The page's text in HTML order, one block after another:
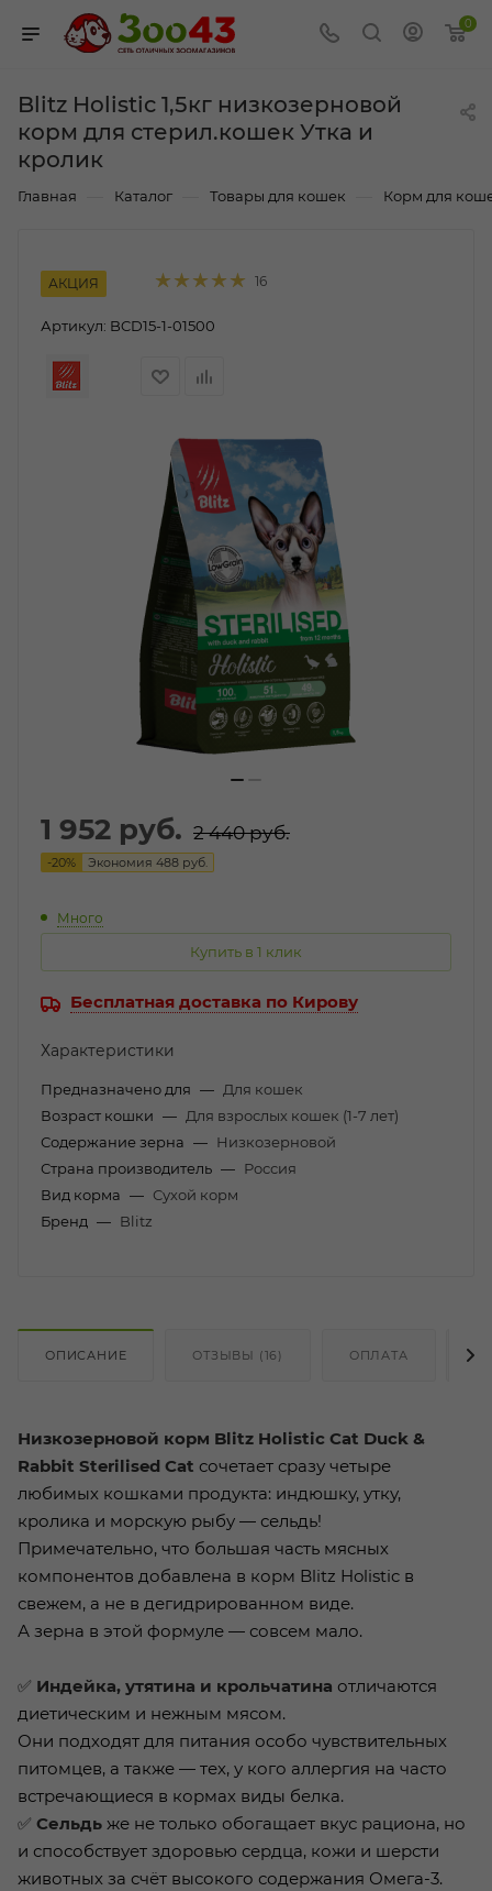
0
Blitz Holistic 1,5кг низкозерновой
корм для стерил.кошек Утка и
кролик
Главная Каталог Товары для кошек Корм для
АКЦИЯ 16
Артикул: BCD15-1-01500
1 952 руб. 2 440руб.
-20% Экономия 488 руб.
Много
Купить в 1 клик
Бесплатная доставка по Кирову
Характеристики
Предназначено для — Для кошек
Возраст кошки — Для взрослых кошек (1-7 лет)
Содержание зерна — Низкозерновой
Страна производитель — Россия
Вид корма — Сухой корм
Бренд — Blitz
ОПИСАНИЕ ОТЗЫВЫ (16) ОПЛАТА
Низкозерновой корм Blitz Holistic Cat Duck &
Rabbit Sterilised Cat сочетает сразу четыре
любимых кошками продукта: индюшку, утку,
кролика и морскую рыбу — сельдь!
Примечательно, что большая часть мясных
компонентов добавлена в корм Blitz Holistic в
свежем, а не в дегидрированном виде.
А зерна в этой формуле — совсем мало.
✅ Индейка, утятина и крольчатина отличаются
диетическим и нежным мясом.
Они подходят для питания особо чувствительных
питомцев, а также — тех, у кого аллергия на часто
встречающиеся в кормах виды белка.
✅ Сельдь же не только обогащает вкус рациона, но
и способствует здоровью сердца, кожи и шерсти
животных за счёт высокого содержания Омега-3.